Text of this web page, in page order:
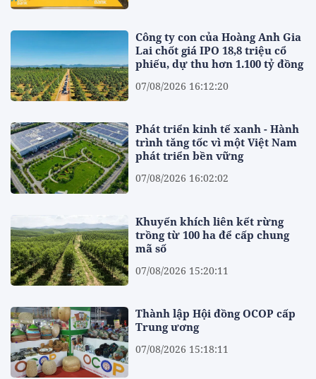
Công ty con của Hoàng Anh Gia
Lai chốt giá IPO 18,8 triệu cổ
phiếu, dự thu hơn 1.100 tỷ đồng
07/08/2026 16:12:20
Phát triển kinh tế xanh - Hành
trình tăng tốc vì một Việt Nam
phát triển bền vững
07/08/2026 16:02:02
Khuyến khích liên kết rừng
trồng từ 100 ha để cấp chung
mã số
07/08/2026 15:20:11
Thành lập Hội đồng OCOP cấp
Trung ương
07/08/2026 15:18:11